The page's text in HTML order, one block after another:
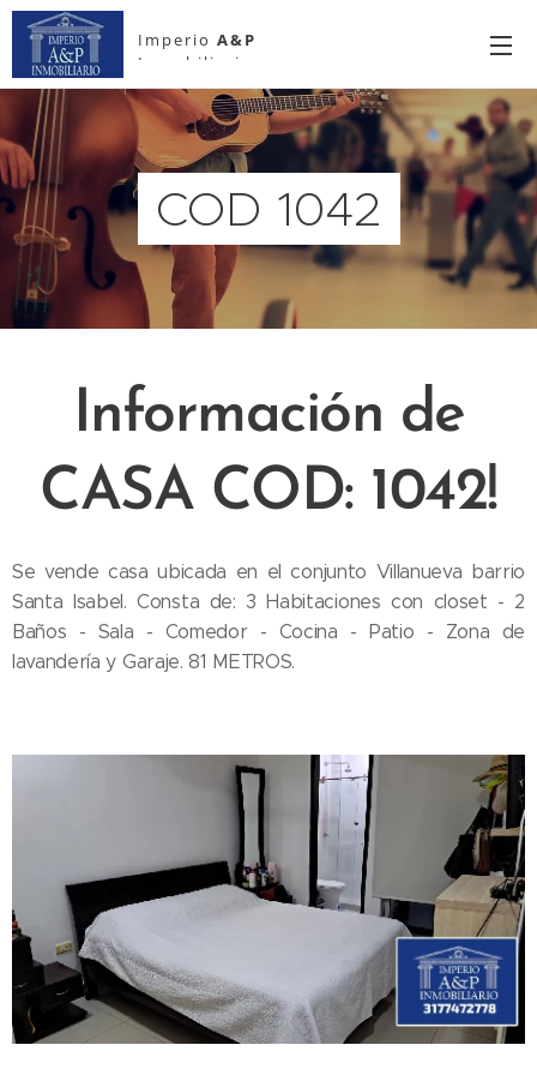
Imperio A&P
Inmobiliario
COD 1042
Información de
CASA COD: 1042!
Se vende casa ubicada en el conjunto Villanueva barrio
Santa Isabel. Consta de: 3 Habitaciones con closet - 2
Baños - Sala - Comedor - Cocina - Patio - Zona de
lavandería y Garaje. 81 METROS.